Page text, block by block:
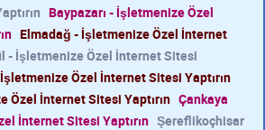
Baypazarı - İşletmenize Özel
Elmadağ - İşletmenize Özel İnternet
- İşletmenize Özel İnternet Sitesi
Özel İnternet Sitesi Yaptırın
Özel İnternet Sitesi Yaptırın Çankaya
İnternet Sitesi Yaptırın Şereflikoçhisar